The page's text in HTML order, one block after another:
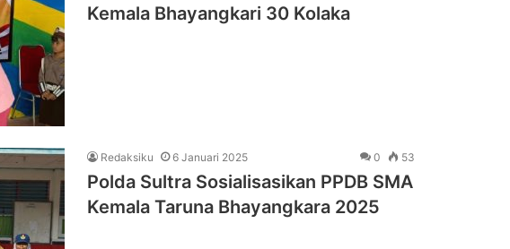
Kemala Bhayangkari 30 Kolaka
Redaksiku 6 Januari 2025 0 53
Polda Sultra Sosialisasikan PPDB SMA
Kemala Taruna Bhayangkara 2025